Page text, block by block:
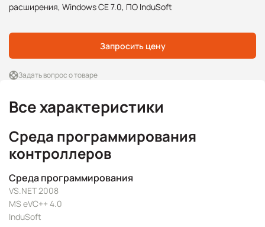
расширения, Windows CE 7.0, ПО InduSoft
Запросить цену
Задать вопрос о товаре
Все характеристики
Среда программирования
контроллеров
Среда программирования
VS.NET 2008
MS eVC++ 4.0
InduSoft